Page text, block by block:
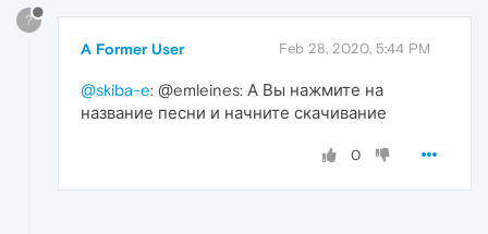
?
A Former User Feb 28, 2020, 5:44 PM
@skiba-e: @emleines: А Вы нажмите на
название песни и начните скачивание
0